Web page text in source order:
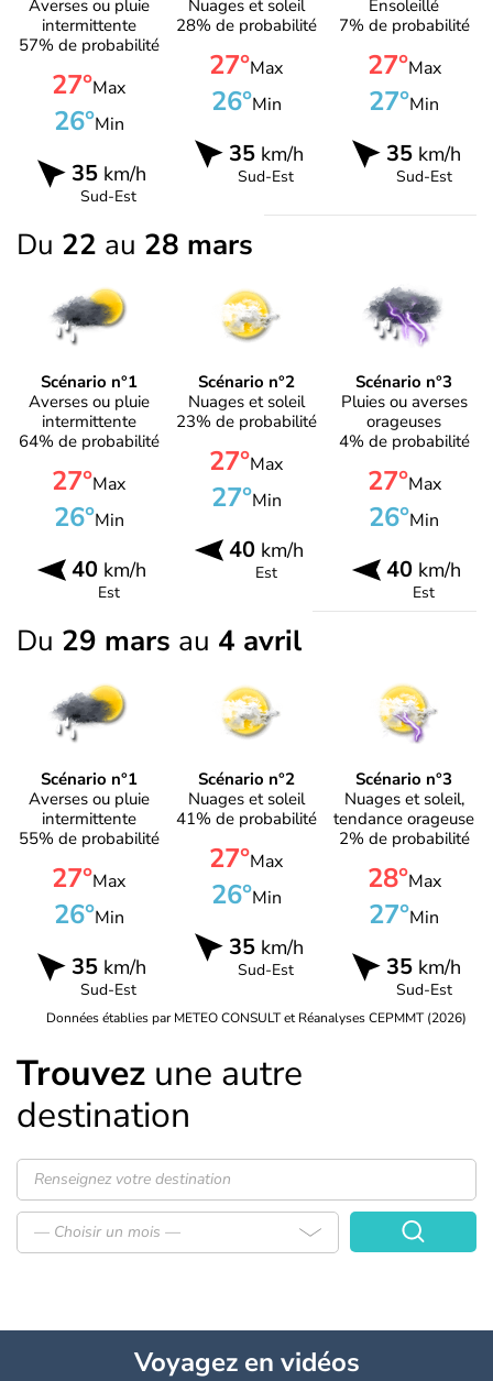
Averses ou pluie
intermittente
57% de probabilité
27°Max
26°Min
35km/h
Sud-Est
Nuages et soleil
28% de probabilité
27°Max
26°Min
35km/h
Sud-Est
Ensoleillé
7% de probabilité
27°Max
27°Min
35 km/h
Sud-Est
Du 22 au 28 mars
Scénario n°1
Averses ou pluie
intermittente
64% de probabilité
27°Max
26°Min
40km/h
Est
Scénario n°2
Nuages et soleil
23% de probabilité
27°Max
27°Min
40km/h
Est
Scénario n°3
Pluies ou averses
orageuses
4% de probabilité
27°Max
26°Min
40 km/h
Est
Du 29 mars au 4 avril
Scénario n°1
Averses ou pluie
intermittente
55% de probabilité
27°Max
26°Min
35km/h
Sud-Est
Scénario n°2
Nuages et soleil
41% de probabilité
27°Max
26°Min
35km/h
Sud-Est
Scénario n°3
Nuages et soleil,
tendance orageuse
2% de probabilité
28°Max
27°Min
35 km/h
Sud-Est
Données établies par METEO CONSULT et Réanalyses CEPMMT (2026)
Trouvez une autre
destination
— Choisir un mois —
Voyagezen vidéos